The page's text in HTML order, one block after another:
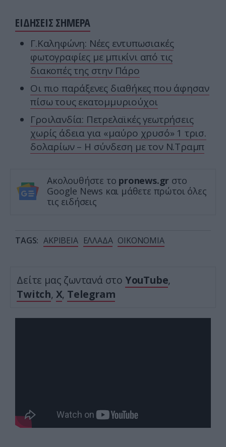
ΕΙΔΗΣΕΙΣ ΣΗΜΕΡΑ
Γ.Καληφώνη: Νέες εντυπωσιακές
φωτογραφίες με μπικίνι από τις
διακοπές της στην Πάρο
Οι πιο παράξενες διαθήκες που άφησαν
πίσω τους εκατομμυριούχοι
Γροιλανδία: Πετρελαϊκές γεωτρήσεις
χωρίς άδεια για «μαύρο χρυσό» 1 τρισ.
δολαρίων – Η σύνδεση με τον Ν.Τραμπ
Ακολουθήστε το pronews.gr στο
Google News και μάθετε πρώτοι όλες
τις ειδήσεις
TAGS: ΑΚΡΙΒΕΙΑ ΕΛΛΑΔΑ ΟΙΚΟΝΟΜΙΑ
Δείτε μας ζωντανά στο YouTube,
Twitch, X, Telegram